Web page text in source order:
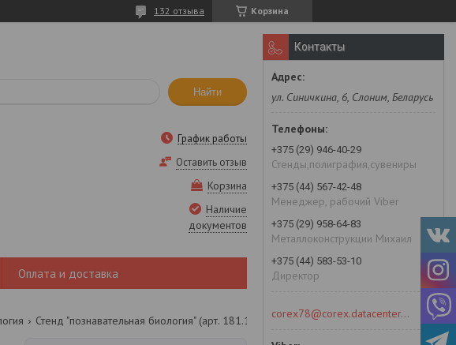
Корзина
132 отзыва
Найти
График работы
Оставить отзыв
Корзина
Наличие
документов
Оплата и доставка
Стенд "познавательная биология" (арт. 181.1)
Контакты
ул. Синичкина, 6, Слоним, Беларусь
+375 (29) 946-40-29
Стенды,полиграфия,сувениры
+375 (44) 567-42-48
Менеджер, рабочий Viber
+375 (29) 958-64-83
Металлоконструкции Михаил
+375 (44) 583-53-10
Директор
corex78@corex.datacenter.by